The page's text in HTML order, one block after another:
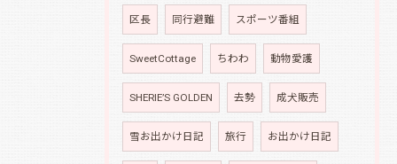
区長 同行避難 スポーツ番組
SweetCottage ちわわ 動物愛護
SHERIE’S GOLDEN 去勢 成犬販売
雪お出かけ日記 旅行 お出かけ日記